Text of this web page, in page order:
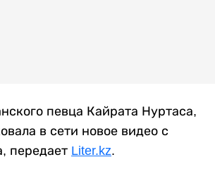
певца Кайрата Нуртаса,
в сети новое видео с
передает Liter.kz.